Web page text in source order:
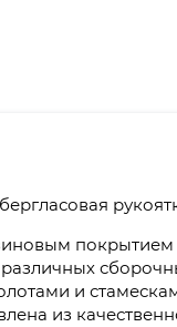
покрытием
и
из